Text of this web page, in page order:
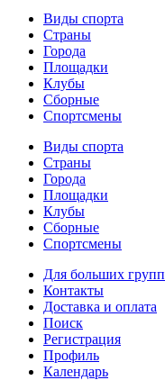
Виды спорта
Страны
Города
Площадки
Клубы
Сборные
Спортсмены
Виды спорта
Страны
Города
Площадки
Клубы
Сборные
Спортсмены
Для больших групп
Контакты
Доставка и оплата
Поиск
Регистрация
Профиль
Календарь